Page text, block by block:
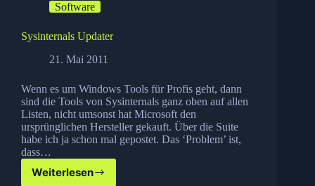
Software
Sysinternals Updater
21. Mai 2011
Wenn es um Windows Tools für Profis geht, dann
sind die Tools von Sysinternals ganz oben auf allen
Listen, nicht umsonst hat Microsoft den
ursprünglichen Hersteller gekauft. Über die Suite
habe ich ja schon mal gepostet. Das ‘Problem’ ist,
dass…
WeiterlesenSysinternals